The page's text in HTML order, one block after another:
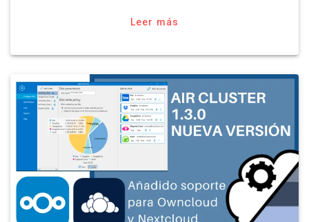
Leer más